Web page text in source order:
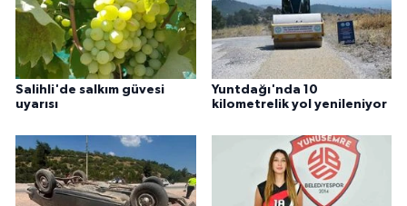
Salihli'de salkım güvesi
uyarısı
Yuntdağı'nda 10
kilometrelik yol yenileniyor